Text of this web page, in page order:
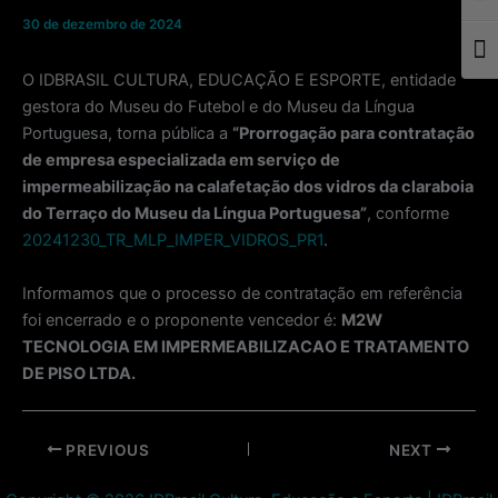
30 de dezembro de 2024
O IDBRASIL CULTURA, EDUCAÇÃO E ESPORTE, entidade
gestora do Museu do Futebol e do Museu da Língua
Portuguesa, torna pública a “Prorrogação para contratação
de empresa especializada em serviço de
impermeabilização na calafetação dos vidros da claraboia
do Terraço do Museu da Língua Portuguesa”, conforme
20241230_TR_MLP_IMPER_VIDROS_PR1.
Informamos que o processo de contratação em referência
foi encerrado e o proponente vencedor é: M2W
TECNOLOGIA EM IMPERMEABILIZACAO E TRATAMENTO
DE PISO LTDA.
Post
PREVIOUS NEXT